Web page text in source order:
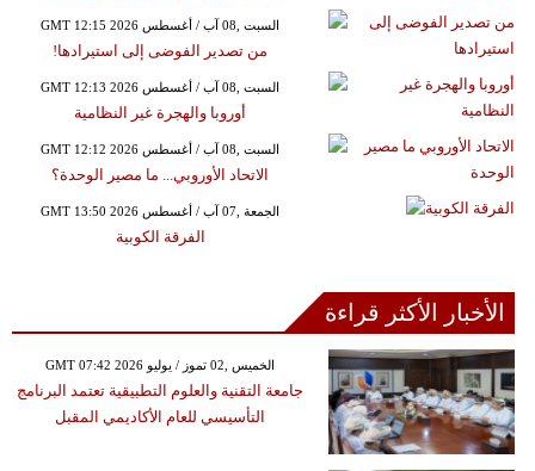
GMT 12:15 2026 السبت ,08 آب / أغسطس
من تصدير الفوضى إلى استيرادها!
GMT 12:13 2026 السبت ,08 آب / أغسطس
أوروبا والهجرة غير النظامية
GMT 12:12 2026 السبت ,08 آب / أغسطس
الاتحاد الأوروبي... ما مصير الوحدة؟
GMT 13:50 2026 الجمعة ,07 آب / أغسطس
الفرقة الكوبية
الأخبار الأكثر قراءة
GMT 07:42 2026 الخميس ,02 تموز / يوليو
جامعة التقنية والعلوم التطبيقية تعتمد البرنامج
التأسيسي للعام الأكاديمي المقبل